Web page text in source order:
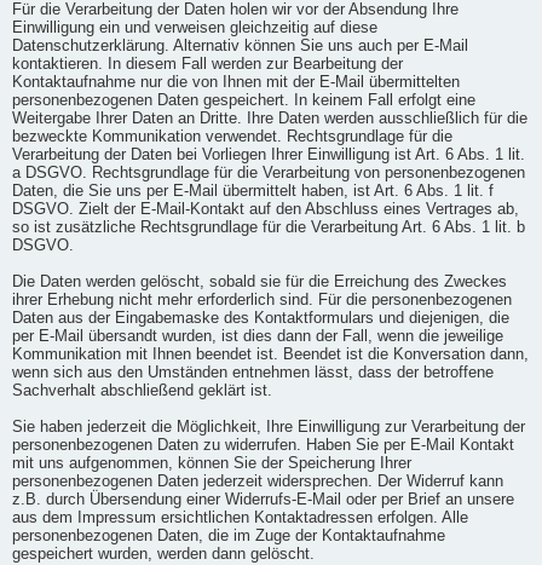
Für die Verarbeitung der Daten holen wir vor der Absendung Ihre
Einwilligung ein und verweisen gleichzeitig auf diese
Datenschutzerklärung. Alternativ können Sie uns auch per E-Mail
kontaktieren. In diesem Fall werden zur Bearbeitung der
Kontaktaufnahme nur die von Ihnen mit der E-Mail übermittelten
personenbezogenen Daten gespeichert. In keinem Fall erfolgt eine
Weitergabe Ihrer Daten an Dritte. Ihre Daten werden ausschließlich für die
bezweckte Kommunikation verwendet. Rechtsgrundlage für die
Verarbeitung der Daten bei Vorliegen Ihrer Einwilligung ist Art. 6 Abs. 1 lit.
a DSGVO. Rechtsgrundlage für die Verarbeitung von personenbezogenen
Daten, die Sie uns per E-Mail übermittelt haben, ist Art. 6 Abs. 1 lit. f
DSGVO. Zielt der E-Mail-Kontakt auf den Abschluss eines Vertrages ab,
so ist zusätzliche Rechtsgrundlage für die Verarbeitung Art. 6 Abs. 1 lit. b
DSGVO.
Die Daten werden gelöscht, sobald sie für die Erreichung des Zweckes
ihrer Erhebung nicht mehr erforderlich sind. Für die personenbezogenen
Daten aus der Eingabemaske des Kontaktformulars und diejenigen, die
per E-Mail übersandt wurden, ist dies dann der Fall, wenn die jeweilige
Kommunikation mit Ihnen beendet ist. Beendet ist die Konversation dann,
wenn sich aus den Umständen entnehmen lässt, dass der betroffene
Sachverhalt abschließend geklärt ist.
Sie haben jederzeit die Möglichkeit, Ihre Einwilligung zur Verarbeitung der
personenbezogenen Daten zu widerrufen. Haben Sie per E-Mail Kontakt
mit uns aufgenommen, können Sie der Speicherung Ihrer
personenbezogenen Daten jederzeit widersprechen. Der Widerruf kann
z.B. durch Übersendung einer Widerrufs-E-Mail oder per Brief an unsere
aus dem Impressum ersichtlichen Kontaktadressen erfolgen. Alle
personenbezogenen Daten, die im Zuge der Kontaktaufnahme
gespeichert wurden, werden dann gelöscht.